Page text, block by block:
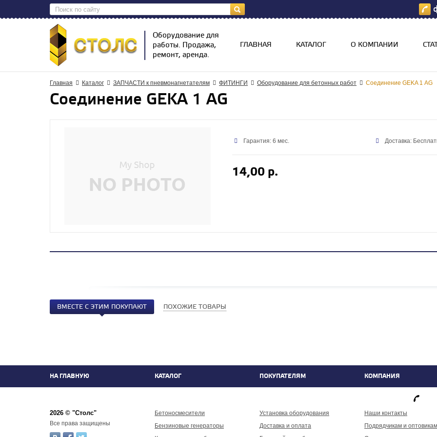
Оборудование для
работы. Продажа,
ремонт, аренда.
ГЛАВНАЯ КАТАЛОГ О КОМПАНИИ
Главная Каталог ЗАПЧАСТИ к пневмонагнетателям ФИТИНГИ Оборудование для бетонных работ Соединение GEKA 1 АG
Соединение GEKA 1 АG
Гарантия: 6 мес. Доставка:
14,00 р.
ВМЕСТЕ С ЭТИМ ПОКУПАЮТ ПОХОЖИЕ ТОВАРЫ
НА ГЛАВНУЮ КАТАЛОГ ПОКУПАТЕЛЯМ КОМПАНИЯ
2026 © "Столс"
Все права защищены
Бетоносмесители
Бензиновые генераторы
Установка оборудования
Доставка и оплата
Наши контакты
Подрядчикам и оптовикам